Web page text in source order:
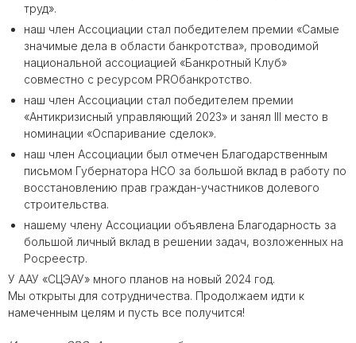
труд».
наш член Ассоциации стал победителем премии «Самые
значимые дела в области банкротства», проводимой
национальной ассоциацией «Банкротный Клуб»
совместно с ресурсом PROбанкротство.
наш член Ассоциации стал победителем премии
«Антикризисный управляющий 2023» и занял III место в
номинации «Оспаривание сделок».
наш член Ассоциации был отмечен Благодарственным
письмом Губернатора НСО за большой вклад в работу по
восстановлению прав граждан-участников долевого
строительства.
нашему члену Ассоциации объявлена Благодарность за
большой личный вклад в решении задач, возложенных на
Росреестр.
У ААУ «СЦЭАУ» много планов на новый 2024 год.
Мы открыты для сотрудничества. Продолжаем идти к
намеченным целям и пусть все получится!